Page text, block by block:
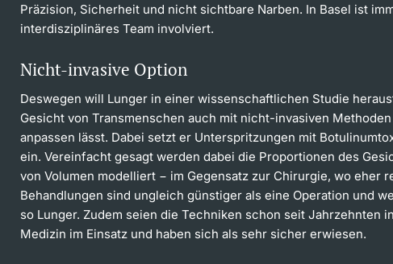
Präzision, Sicherheit und nicht sichtbare Narben. In Basel ist
interdisziplinäres Team involviert.
Nicht-invasive Option
Deswegen will Lunger in einer wissenschaftlichen Studie
Gesicht von Transmenschen auch mit nicht-invasiven
anpassen lässt. Dabei setzt er Unterspritzungen mit
ein. Vereinfacht gesagt werden dabei die Proportionen des
von Volumen modelliert − im Gegensatz zur Chirurgie, wo eher
Behandlungen sind ungleich günstiger als eine Operation und
so Lunger. Zudem seien die Techniken schon seit Jahrzehnten
Medizin im Einsatz und haben sich als sehr sicher erwiesen.